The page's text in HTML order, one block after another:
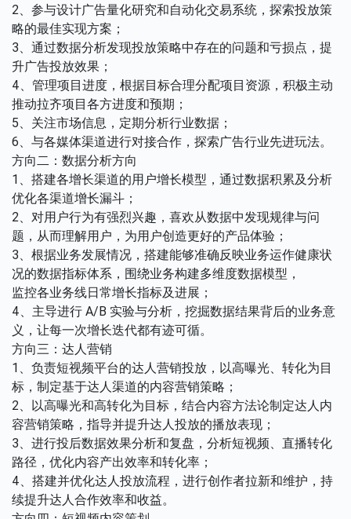
2、参与设计广告量化研究和自动化交易系统，探索投放策
略的最佳实现方案；
3、通过数据分析发现投放策略中存在的问题和亏损点，提
升广告投放效果；
4、管理项目进度，根据目标合理分配项目资源，积极主动
推动拉齐项目各方进度和预期；
5、关注市场信息，定期分析行业数据；
6、与各媒体渠道进行对接合作，探索广告行业先进玩法。
方向二：数据分析方向
1、搭建各增长渠道的用户增长模型，通过数据积累及分析
优化各渠道增长漏斗；
2、对用户行为有强烈兴趣，喜欢从数据中发现规律与问
题，从而理解用户，为用户创造更好的产品体验；
3、根据业务发展情况，搭建能够准确反映业务运作健康状
况的数据指标体系，围绕业务构建多维度数据模型，
监控各业务线日常增长指标及进展；
4、主导进行 A/B 实验与分析，挖掘数据结果背后的业务意
义，让每一次增长迭代都有迹可循。
方向三：达人营销
1、负责短视频平台的达人营销投放，以高曝光、转化为目
标，制定基于达人渠道的内容营销策略；
2、以高曝光和高转化为目标，结合内容方法论制定达人内
容营销策略，指导并提升达人投放的播放表现；
3、进行投后数据效果分析和复盘，分析短视频、直播转化
路径，优化内容产出效率和转化率；
4、搭建并优化达人投放流程，进行创作者拉新和维护，持
续提升达人合作效率和收益。